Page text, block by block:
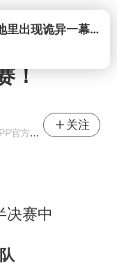
打开
！
方网易号
关注
决赛中